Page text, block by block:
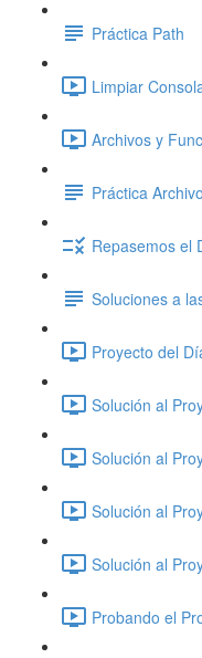
Práctica Path
Limpiar
Archivos y
Práctica
Repasemos el
Soluciones a
Proyecto del
Solución al
Solución al
Solución al
Solución al
Probando el